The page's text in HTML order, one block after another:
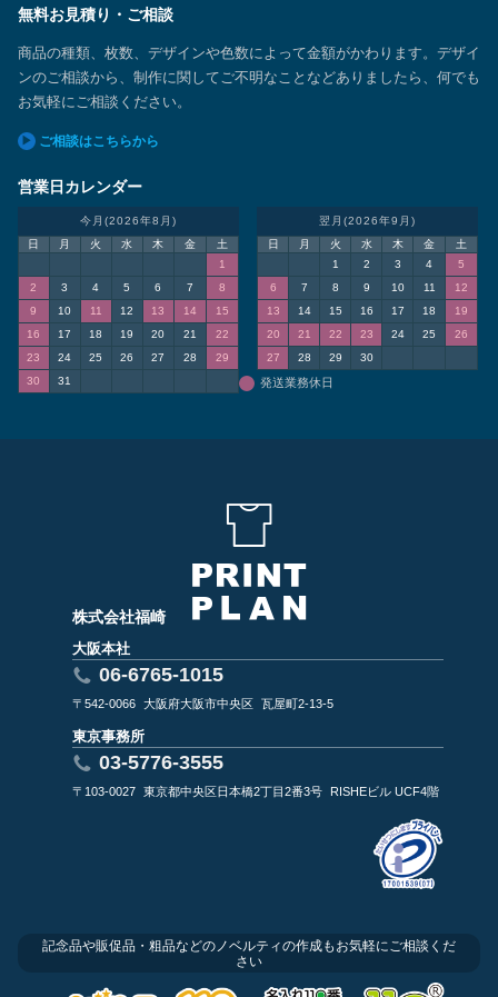
無料お見積り・ご相談
商品の種類、枚数、デザインや色数によって金額がかわります。デザイ
ンのご相談から、制作に関してご不明なことなどありましたら、何でも
お気軽にご相談ください。
ご相談はこちらから
営業日カレンダー
今月(2026年8月)
日
月 火 水 木 金
土
1
2
3 4 5 6 7
8
9
10 11 12 13 14
15
16
17 18 19 20 21
22
23
24 25 26 27 28
29
30
31
翌月(2026年9月)
日
月 火 水 木 金
土
1
2 3 4
5
6
7 8 9 10 11
12
13
14 15 16 17 18
19
20
21 22 23 24 25
26
27
28 29 30
発送業務休日
株式会社福崎
大阪本社
06-6765-1015
〒542-0066 大阪府大阪市中央区 瓦屋町2-13-5
東京事務所
03-5776-3555
〒103-0027 東京都中央区日本橋2丁目2番3号 RISHEビル UCF4階
記念品や販促品・粗品などのノベルティの作成もお気軽にご相談くだ
さい